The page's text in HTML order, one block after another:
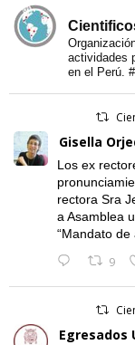
actividades
en el Perú.
Gisella
Los ex
rectora Sra
a Asamblea
“Mandato
9
Egresados